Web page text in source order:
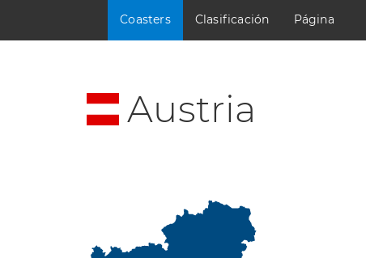
Coasters Clasificación Página
Austria